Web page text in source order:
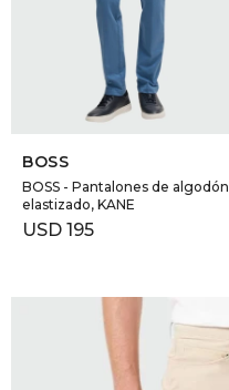
SELECCIONAR TALLE
BOSS
BOSS - Pantalones de algodón
elastizado, KANE
USD 195